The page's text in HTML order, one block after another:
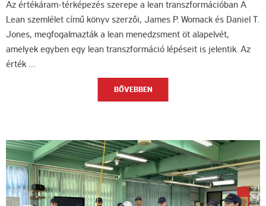
Az értékáram-térképezés szerepe a lean transzformációban A
Lean szemlélet című könyv szerzői, James P. Womack és Daniel T.
Jones, megfogalmazták a lean menedzsment öt alapelvét,
amelyek egyben egy lean transzformáció lépéseit is jelentik. Az
érték …
BŐVEBBEN